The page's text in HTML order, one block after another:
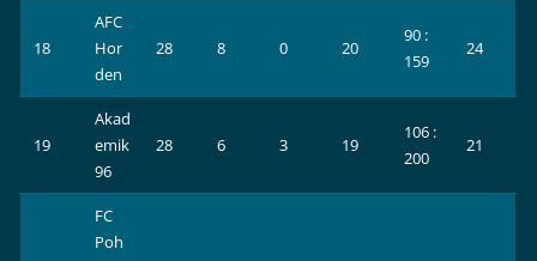
18
AFC
Hor
den
28 8 0 20
90 :
159
24
19
Akad
emik
96
28 6 3 19
106 :
200
21
FC
Poh